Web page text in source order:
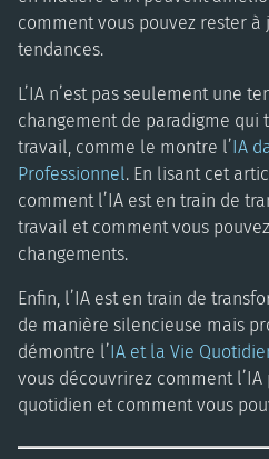
comment vous pouvez rester
tendances.
L’IA n’est pas seulement une
changement de paradigme qui
travail, comme le montre l’IA
Professionnel. En lisant cet
comment l’IA est en train de
travail et comment vous
changements.
Enfin, l’IA est en train de
de manière silencieuse mais
démontre l’IA et la Vie
vous découvrirez comment
quotidien et comment vous